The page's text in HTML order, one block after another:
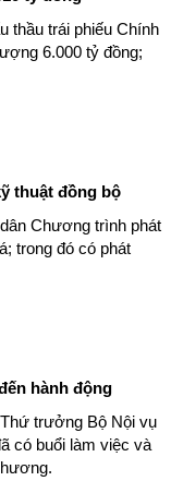
thầu trái phiếu Chính
6.000 tỷ đồng;
thuật đồng bộ
Chương trình phát
trong đó có phát
hành động
trưởng Bộ Nội vụ
có buổi làm việc và